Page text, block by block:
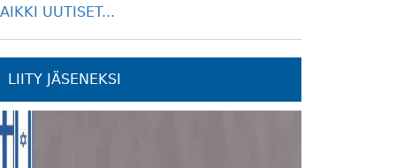
UUTISET...
LIITY JÄSENEKSI